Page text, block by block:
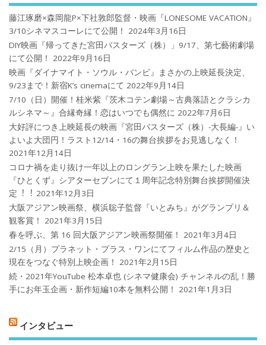
藤江琢磨×森岡龍P×下社敦郎監督・映画『LONESOME VACATION』
3/10シネマスコーレにて公開！
2024年3月16日
DIY映画『帰ってきた宮田バスターズ（株）」9/17、第七藝術劇場
にて公開！
2022年9月16日
映画『ダイナマイト・ソウル・バンビ』まさかの上映延長決定、
9/23まで！新宿K’s cinemaにて 2022年9月14日
7/10（日）開催！桂米紫『茨木コテン劇場～古典落語とクラシカ
ルシネマ～』合縁奇縁！恋はいつでも偶然に 2022年7月6日
大好評につき上映延長の映画『宮田バスターズ（株）-大長編-』い
よいよ大団円！ラスト12/14・16の舞台挨拶をお見逃しなく！
2021年12月14日
コロナ禍を⾛り抜け⼀年以上のロングラン上映を果たした映画
『ひとくず』シアターセブンにて１周年記念特別舞台挨拶開催決
定︕︕ 2021年12月3日
大阪アジアン映画祭、横浜聡子監督『いとみち』がグランプリ＆
観客賞！
2021年3月15日
春を呼ぶ、第 16 回大阪アジアン映画祭開催！
2021年3月4日
2/15（月）プラネット・プラス・ワンにてフィルム作品の歴史と
現在をつなぐ特別上映企画！
2021年2月15日
続・2021年YouTube 松本卓也 (シネマ健康会) チャンネルの乱！勝
手にお年玉企画・新作短編10本を無料公開！
2021年1月3日
インタビュー